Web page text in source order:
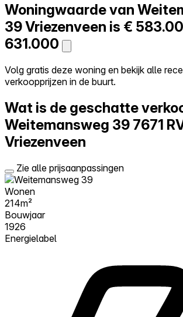
Zelf kopen
Alles-in-één
Reviews
Prijzen
Log in
Probeer Walter gratis
Woningwaarde van
39Vriezenveen is €
631.000
Volg gratis deze woning en bekijk alle
verkoopprijzen in de buurt.
Wat is de geschatte
Weitemansweg 39 7671
Vriezenveen
Zie alle prijsaanpassingen
Wonen
214m²
Bouwjaar
1926
Energielabel